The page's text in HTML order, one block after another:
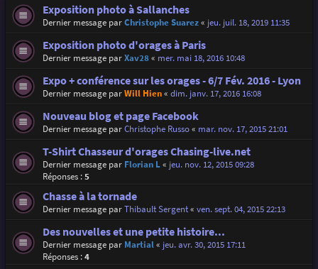
Exposition photo à Sallanches
Dernier message parChristophe Suarez« jeu. juil. 18, 2019 11:35
Exposition photo d'orages à Paris
Dernier message parXav28« mer. mai 18, 2016 10:48
Expo + conférence sur les orages - 6/7 Fév. 2016 - Lyon
Dernier message parWill Hien« dim. janv. 17, 2016 16:08
Nouveau blog et page Facebook
Dernier message parChristophe Russo« mar. nov. 17, 2015 21:01
T-Shirt Chasseur d'orages Chasing-live.net
Dernier message par Florian L« jeu. nov. 12, 2015 09:28
Réponses :5
Chasse à la tornade
Dernier message parThibault Sergent« ven. sept. 04, 2015 22:13
Des nouvelles et une petite histoire...
Dernier message par Martial« jeu. avr. 30, 2015 17:11
Réponses :4